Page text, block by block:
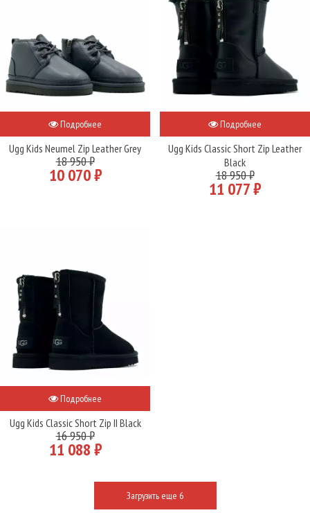
Подробнее
Ugg Kids Neumel Zip Leather Grey
18 950 ₽
10 070 ₽
Подробнее
Ugg Kids Classic Short Zip Leather
Black
18 950 ₽
11 077 ₽
Подробнее
Ugg Kids Classic Short Zip II Black
16 950 ₽
11 088 ₽
Загрузить еще 6